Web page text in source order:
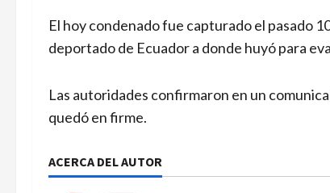
El hoy condenado fue capturado el pasado
deportado de Ecuador a donde huyó para
Las autoridades confirmaron en un
quedó en firme.
ACERCA DEL AUTOR